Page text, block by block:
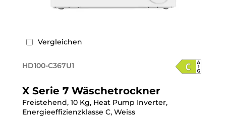
Vergleichen
HD100-C367U1
X Serie 7 Wäschetrockner
Freistehend, 10 Kg, Heat Pump Inverter,
Energieeffizienzklasse C, Weiss